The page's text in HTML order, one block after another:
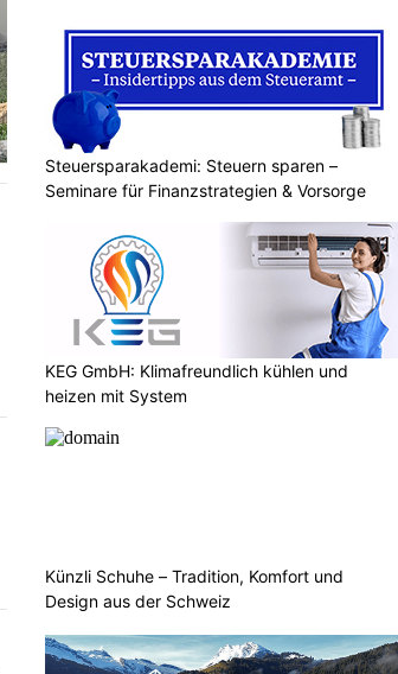
Steuersparakademi: Steuern sparen –
Seminare für Finanzstrategien & Vorsorge
KEG GmbH: Klimafreundlich kühlen und
heizen mit System
Künzli Schuhe – Tradition, Komfort und
Design aus der Schweiz